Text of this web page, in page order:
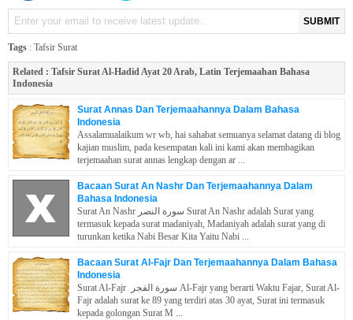
SUBMIT
Tags : Tafsir Surat
Related : Tafsir Surat Al-Hadid Ayat 20 Arab, Latin Terjemaahan Bahasa
Indonesia
Surat Annas Dan Terjemaahannya Dalam Bahasa
Indonesia
Assalamualaikum wr wb, hai sahabat semuanya selamat datang di blog
kajian muslim, pada kesempatan kali ini kami akan membagikan
terjemaahan surat annas lengkap dengan ar ...
Bacaan Surat An Nashr Dan Terjemaahannya Dalam
Bahasa Indonesia
Surat An Nashr سورة النصر Surat An Nashr adalah Surat yang
termasuk kepada surat madaniyah, Madaniyah adalah surat yang di
turunkan ketika Nabi Besar Kita Yaitu Nabi ...
Bacaan Surat Al-Fajr Dan Terjemaahannya Dalam Bahasa
Indonesia
Surat Al-Fajr سورة الفجر Al-Fajr yang berarti Waktu Fajar, Surat Al-
Fajr adalah surat ke 89 yang terdiri atas 30 ayat, Surat ini termasuk
kepada golongan Surat M ...